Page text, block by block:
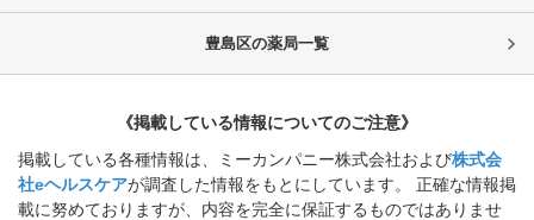
豊島区の薬局一覧
《掲載している情報についてのご注意》
掲載している各種情報は、ミーカンパニー株式会社および株式会
社eヘルスケアが調査した情報をもとにしています。 正確な情報掲
載に努めておりますが、内容を完全に保証するものではありませ